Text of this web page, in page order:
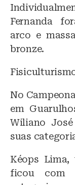
Fernanda
arco e
bronze.
No
em
Wiliano
suas
Kéops Lima,
ficou com